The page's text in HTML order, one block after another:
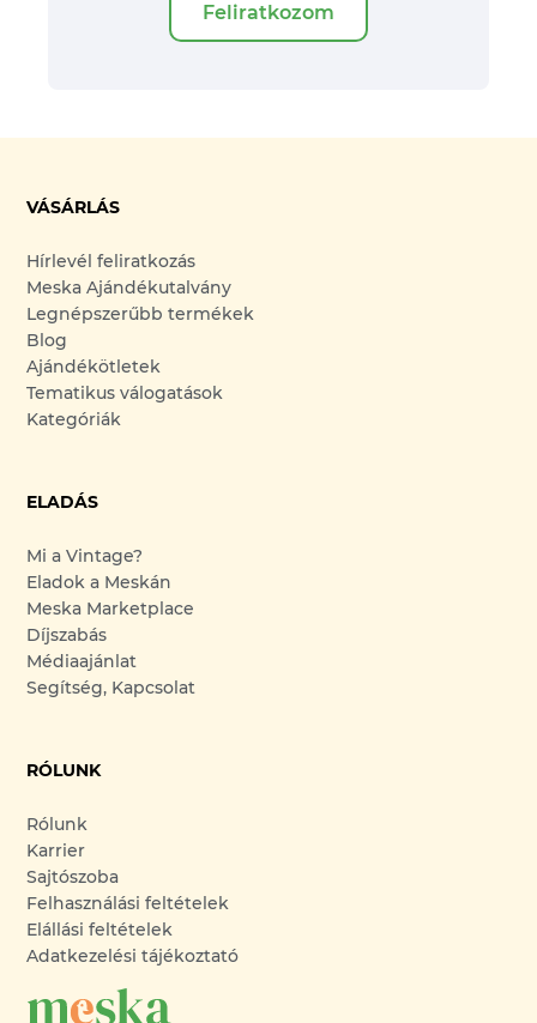
Feliratkozom
VÁSÁRLÁS
Hírlevél feliratkozás
Meska Ajándékutalvány
Legnépszerűbb termékek
Blog
Ajándékötletek
Tematikus válogatások
Kategóriák
ELADÁS
Mi a Vintage?
Eladok a Meskán
Meska Marketplace
Díjszabás
Médiaajánlat
Segítség, Kapcsolat
RÓLUNK
Rólunk
Karrier
Sajtószoba
Felhasználási feltételek
Elállási feltételek
Adatkezelési tájékoztató